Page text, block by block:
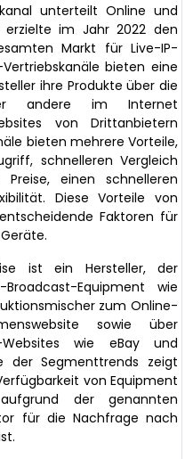
unterteilt Online und
im Jahr 2022 den
Markt für Live-IP-
bieten eine
ihre Produkte über die
andere im Internet
von Drittanbietern
bieten mehrere Vorteile,
schnelleren Vergleich
einen schnelleren
Diese Vorteile von
Faktoren für
ist ein Hersteller, der
Equipment wie
zum Online-
sowie über
Websites wie eBay und
der Segmenttrends zeigt
von Equipment
der genannten
für die Nachfrage nach